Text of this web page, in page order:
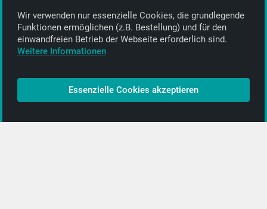
Alle Informationen
Kontakt
CD-Anbieter werden
CD-Anbieter-Login
Wir verwenden nur essenzielle Cookies, die grund­legende
Funktionen ermöglichen (z.B. Bestellung) und für den
einwand­freien Betrieb der Webseite erforderlich sind.
Weitere Informationen
Essenzielle Cookies akzeptieren